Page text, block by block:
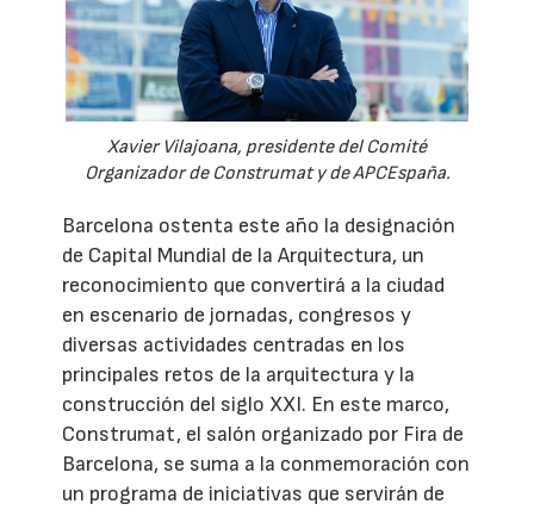
Xavier Vilajoana, presidente del Comité
Organizador de Construmat y de APCEspaña.
Barcelona ostenta este año la designación
de Capital Mundial de la Arquitectura, un
reconocimiento que convertirá a la ciudad
en escenario de jornadas, congresos y
diversas actividades centradas en los
principales retos de la arquitectura y la
construcción del siglo XXI. En este marco,
Construmat, el salón organizado por Fira de
Barcelona, se suma a la conmemoración con
un programa de iniciativas que servirán de